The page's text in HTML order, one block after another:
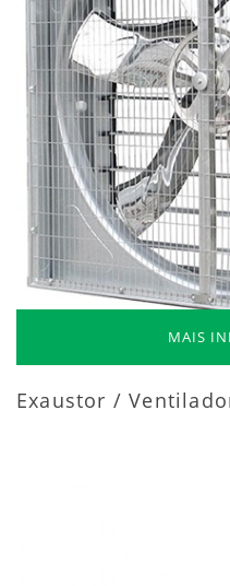
MAIS
Exaustor /